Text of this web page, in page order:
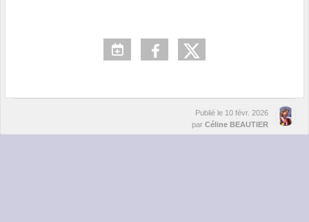
Publié le 10 févr. 2026
par Céline BEAUTIER